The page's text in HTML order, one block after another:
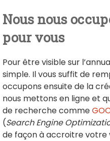
Nous nous
pour vous
Pour être visible sur
simple. Il vous suffit de
occupons ensuite de la
nous mettons en ligne et
de recherche comme
(Search Engine
de façon à accroitre votre